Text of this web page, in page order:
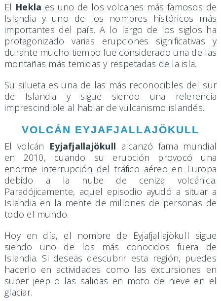
El Hekla es uno de los volcanes más famosos de
Islandia y uno de los nombres históricos más
importantes del país. A lo largo de los siglos ha
protagonizado varias erupciones significativas y
durante mucho tiempo fue considerado una de las
montañas más temidas y respetadas de la isla.
Su silueta es una de las más reconocibles del sur
de Islandia y sigue siendo una referencia
imprescindible al hablar de vulcanismo islandés.
VOLCÁN EYJAFJALLAJÖKULL
El volcán Eyjafjallajökull alcanzó fama mundial
en 2010, cuando su erupción provocó una
enorme interrupción del tráfico aéreo en Europa
debido a la nube de ceniza volcánica.
Paradójicamente, aquel episodio ayudó a situar a
Islandia en la mente de millones de personas de
todo el mundo.
Hoy en día, el nombre de Eyjafjallajökull sigue
siendo uno de los más conocidos fuera de
Islandia. Si deseas descubrir esta región, puedes
hacerlo en actividades como las excursiones en
super jeep o las salidas en moto de nieve en el
glaciar.